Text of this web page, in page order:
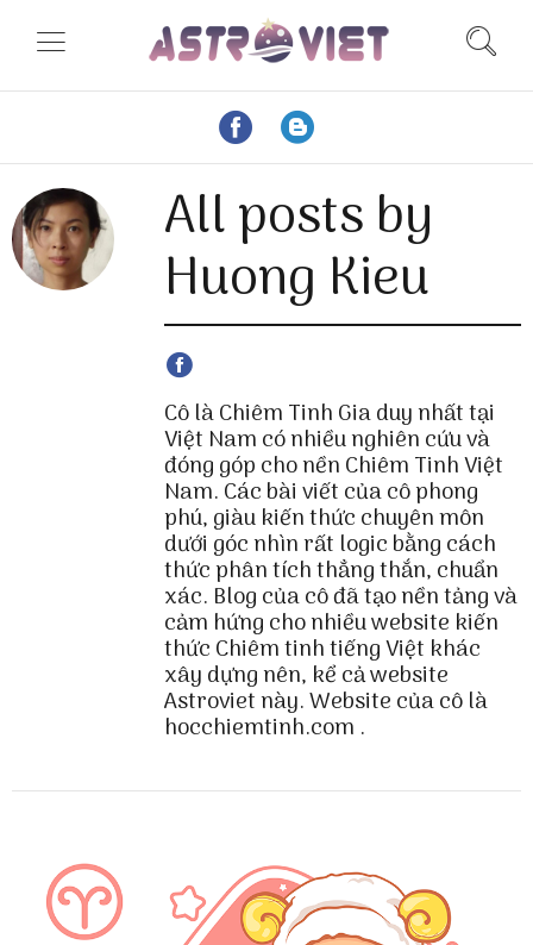
All posts by
Huong Kieu
Cô là Chiêm Tinh Gia duy nhất tại
Việt Nam có nhiều nghiên cứu và
đóng góp cho nền Chiêm Tinh Việt
Nam. Các bài viết của cô phong
phú, giàu kiến thức chuyên môn
dưới góc nhìn rất logic bằng cách
thức phân tích thẳng thắn, chuẩn
xác. Blog của cô đã tạo nền tảng và
cảm hứng cho nhiều website kiến
thức Chiêm tinh tiếng Việt khác
xây dựng nên, kể cả website
Astroviet này. Website của cô là
hocchiemtinh.com .